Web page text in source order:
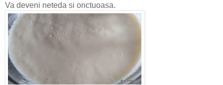
Va deveni neteda si onctuoasa.